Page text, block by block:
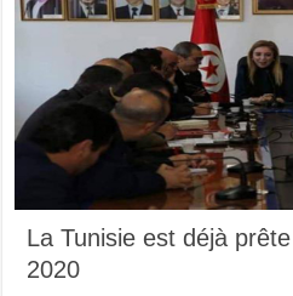
La Tunisie est déjà
2020